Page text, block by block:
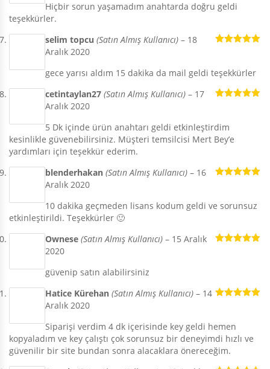
Hiçbir sorun yaşamadım anahtarda doğru geldi
teşekkürler.
selim topcu (Satın Almış Kullanıcı) – 18
Aralık 2020
gece yarısı aldım 15 dakika da mail geldi teşekkürler
cetintaylan27 (Satın Almış Kullanıcı) – 17
Aralık 2020
5 Dk içinde ürün anahtarı geldi etkinleştirdim
kesinlikle güvenebilirsiniz. Müşteri temsilcisi Mert Bey’e
yardımları için teşekkür ederim.
blenderhakan (Satın Almış Kullanıcı) – 16
Aralık 2020
10 dakika geçmeden lisans kodum geldi ve sorunsuz
etkinleştirildi. Teşekkürler 🙂
Ownese (Satın Almış Kullanıcı) – 15 Aralık
2020
güvenip satın alabilirsiniz
Hatice Kürehan (Satın Almış Kullanıcı) – 14
Aralık 2020
Siparişi verdim 4 dk içerisinde key geldi hemen
kopyaladım ve key çalıştı çok sorunsuz bir deneyimdi hızlı ve
güvenilir bir site bundan sonra alacaklara önereceğim.